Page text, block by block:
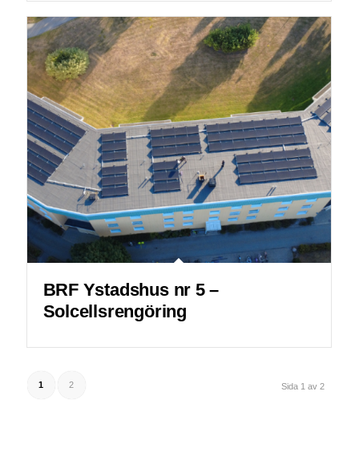
BRF Ystadshus nr 5 –
Solcellsrengöring
Sida 1 av 2
1 2